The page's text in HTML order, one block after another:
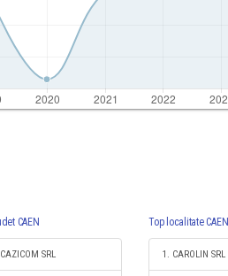
CAEN
SRL
Top localitate CAEN
1. CAROLIN SRL